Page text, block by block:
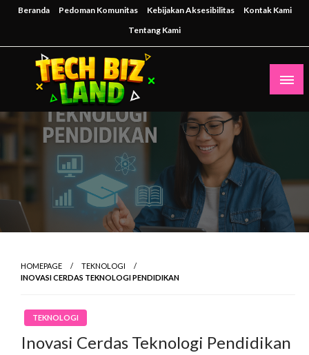
SkipBeranda Pedoman Komunitas Kebijakan Aksesibilitas
Kontak Kami
Tentang Kami
techbizland
Inspirasi Teknologi untuk Masa Depan Bisnis
HOMEPAGE
TEKNOLOGI
INOVASI CERDAS TEKNOLOGI PENDIDIKAN
TEKNOLOGI
Inovasi Cerdas Teknologi Pendidikan